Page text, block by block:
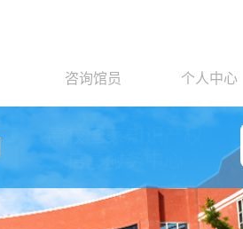
咨询馆员 个人中心
高校国家知识产权
信息服务中心